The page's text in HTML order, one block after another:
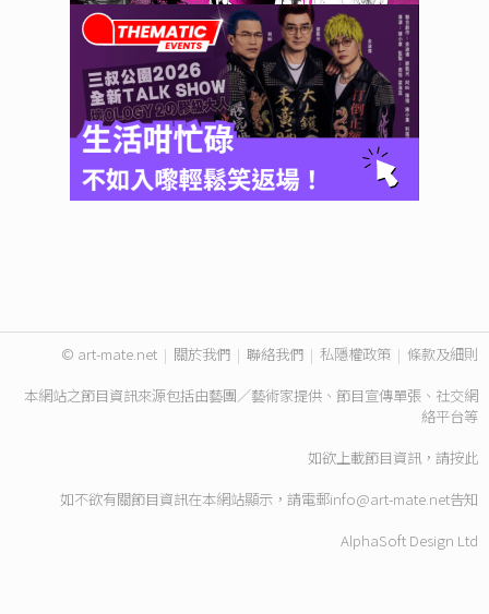
© art-mate.net | 關於我們 | 聯絡我們 | 私隱權政策 | 條款及細則
本網站之節目資訊來源包括由藝團／藝術家提供、節目宣傳單張、社交網
絡平台等
如欲上載節目資訊，請按此
如不欲有關節目資訊在本網站顯示，請電郵info@art-mate.net告知
AlphaSoft Design Ltd